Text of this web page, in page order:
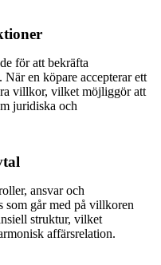
för att bekräfta
en köpare accepterar ett
villkor, vilket möjliggör att
juridiska och
ansvar och
som går med på villkoren
struktur, vilket
affärsrelation.